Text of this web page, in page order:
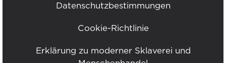
Datenschutzbestimmungen
Cookie-Richtlinie
Erklärung zu moderner Sklaverei und